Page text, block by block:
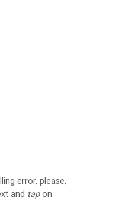
error, please,
and tapon